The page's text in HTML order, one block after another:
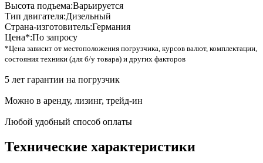
Высота подъема:Варьируется
Тип двигателя:Дизельный
Страна-изготовитель:Германия
Цена*:По запросу
*Цена зависит от местоположения погрузчика, курсов валют, комплектации,
состояния техники (для б/у товара) и других факторов
5 лет гарантии на погрузчик
Можно в аренду, лизинг, трейд-ин
Любой удобный способ оплаты
Технические характеристики